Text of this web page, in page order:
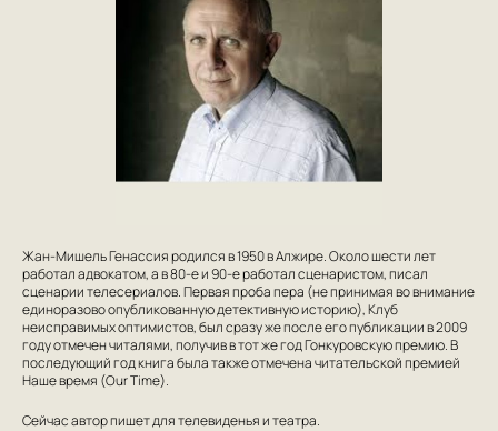
Жан-Мишель Генассия родился в 1950 в Алжире. Около шести лет
работал адвокатом, а в 80-е и 90-е работал сценаристом, писал
сценарии телесериалов. Первая проба пера (не принимая во внимание
единоразово опубликованную детективную историю), Клуб
неисправимых оптимистов, был сразу же после его публикации в 2009
году отмечен читалями, получив в тот же год Гонкуровскую премию. В
последующий год книга была также отмечена читательской премией
Наше время (Our Time).
Сейчас автор пишет для телевиденья и театра.